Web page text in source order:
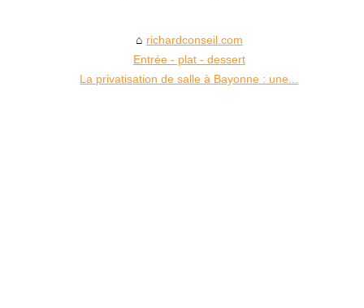
richardconseil.com
Entrée - plat - dessert
La privatisation de salle à Bayonne : une...